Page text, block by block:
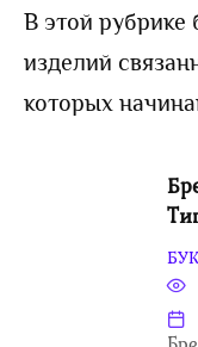
В этой рубрике
изделий
которых